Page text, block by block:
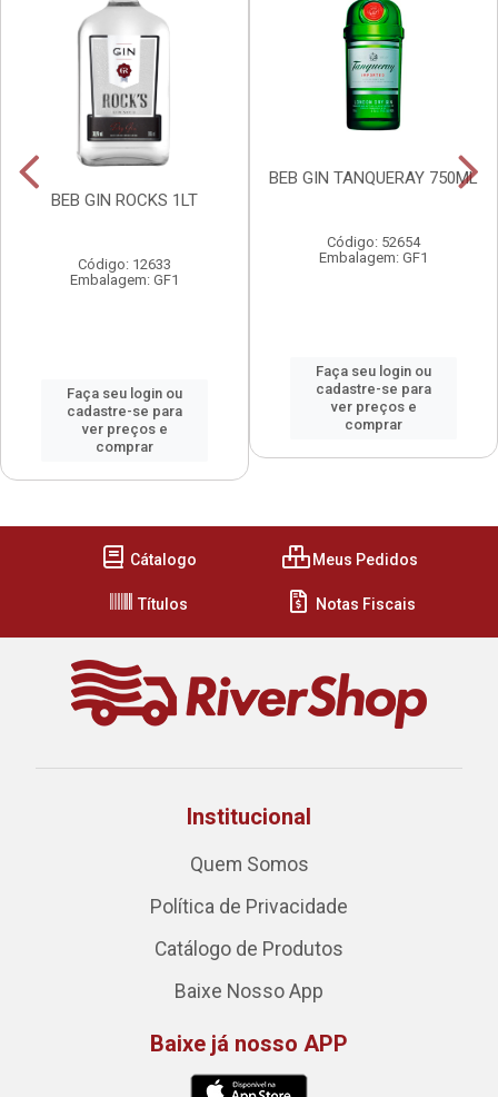
BEB GIN ROCKS 1LT
Código: 12633
Embalagem: GF1
Faça seu login ou
cadastre-se para
ver preços e
comprar
BEB GIN TANQUERAY 750ML
Código: 52654
Embalagem: GF1
Faça seu login ou
cadastre-se para
ver preços e
comprar
Cátalogo Meus Pedidos
Títulos Notas Fiscais
Institucional
Quem Somos
Política de Privacidade
Catálogo de Produtos
Baixe Nosso App
Baixe já nosso APP